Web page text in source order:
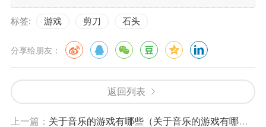
标签: 游戏 剪刀 石头
分享给朋友：
返回列表
上一篇： 关于音乐的游戏有哪些（关于音乐的游戏有哪些）